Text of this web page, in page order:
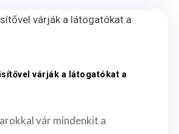
várják a látogatókat a
vár mindenkit a